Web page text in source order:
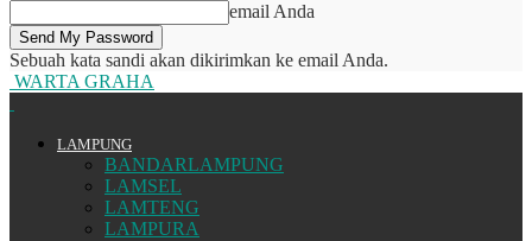
email Anda
Sebuah kata sandi akan dikirimkan ke email Anda.
WARTA GRAHA
LAMPUNG
BANDARLAMPUNG
LAMSEL
LAMTENG
LAMPURA